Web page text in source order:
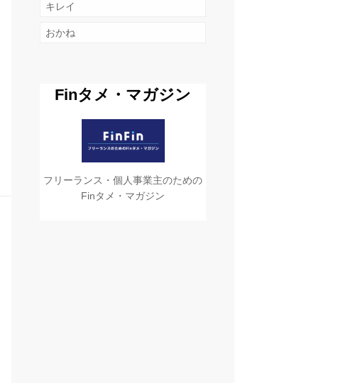
キレイ
おかね
Finタメ・マガジン
フリーランス・個人事業主のための
Finタメ・マガジン